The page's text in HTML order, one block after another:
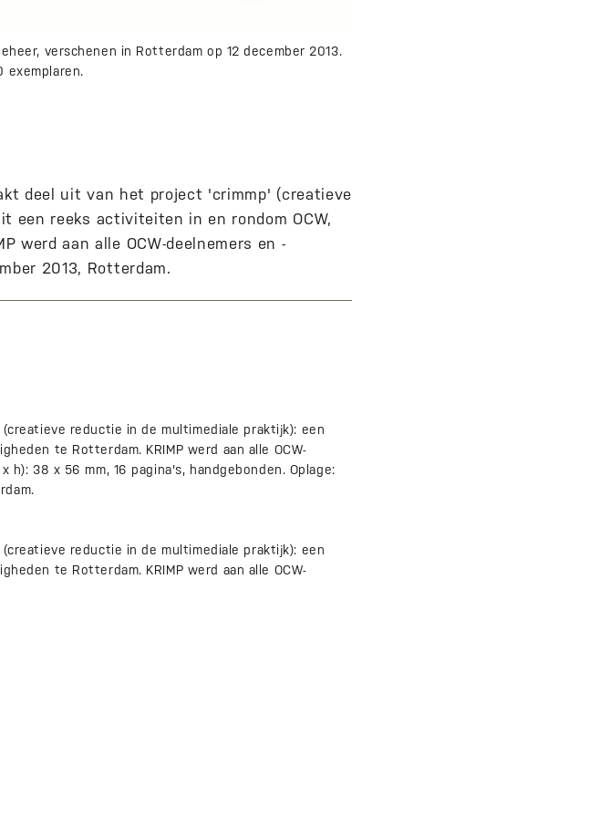
verschenen in Rotterdam op 12 december 2013.
exemplaren.
deel uit van het project 'crimmp' (creatieve
een reeks activiteiten in en rondom OCW,
werd aan alle OCW-deelnemers en -
2013, Rotterdam.
reductie in de multimediale praktijk): een
te Rotterdam. KRIMP werd aan alle OCW-
38 x 56 mm, 16 pagina's, handgebonden. Oplage:
reductie in de multimediale praktijk): een
te Rotterdam. KRIMP werd aan alle OCW-